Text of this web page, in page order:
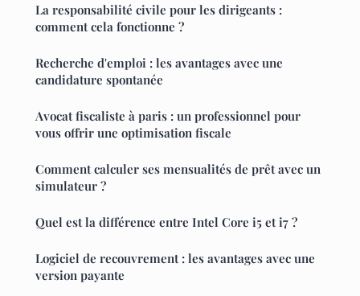
La responsabilité civile pour les dirigeants :
comment cela fonctionne ?
Recherche d'emploi : les avantages avec une
candidature spontanée
Avocat fiscaliste à paris : un professionnel pour
vous offrir une optimisation fiscale
Comment calculer ses mensualités de prêt avec un
simulateur ?
Quel est la différence entre Intel Core i5 et i7 ?
Logiciel de recouvrement : les avantages avec une
version payante